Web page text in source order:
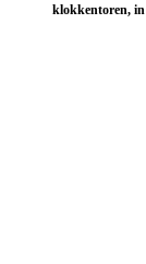
klokkentoren, in